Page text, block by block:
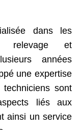
dans les
relevage et
années
une expertise
sont
liés aux
ainsi un service